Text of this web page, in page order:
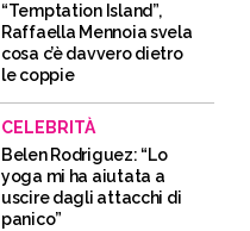
“Temptation Island”,
Raffaella Mennoia svela
cosa c’è davvero dietro
le coppie
CELEBRITÀ
Belen Rodriguez: “Lo
yoga mi ha aiutata a
uscire dagli attacchi di
panico”